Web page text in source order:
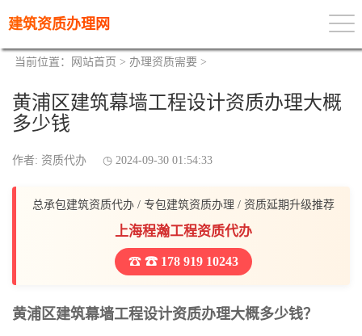
建筑资质办理网
当前位置： 网站首页 > 办理资质需要 >
黄浦区建筑幕墙工程设计资质办理大概
多少钱
作者: 资质代办 2024-09-30 01:54:33
总承包建筑资质代办 / 专包建筑资质办理 / 资质延期升级推荐
上海程瀚工程资质代办
☎ 178 919 10243
黄浦区建筑幕墙工程设计资质办理大概多少钱？